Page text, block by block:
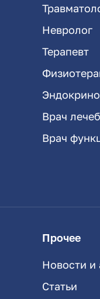
Невролог
Терапевт
Врач
Врач
Прочее
Новости и
Статьи